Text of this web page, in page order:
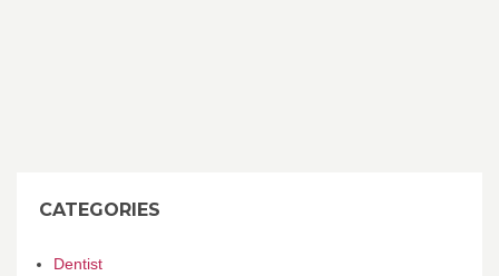
CATEGORIES
Dentist